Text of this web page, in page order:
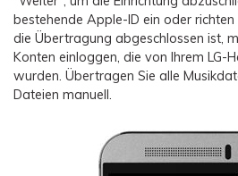
bestehende Apple-ID ein oder richten
die Übertragung abgeschlossen ist,
Konten einloggen, die von Ihrem LG-
wurden. Übertragen Sie alle
Dateien manuell.